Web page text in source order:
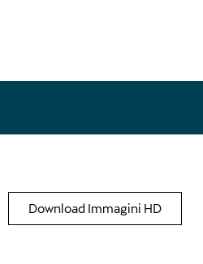
Download Immagini HD